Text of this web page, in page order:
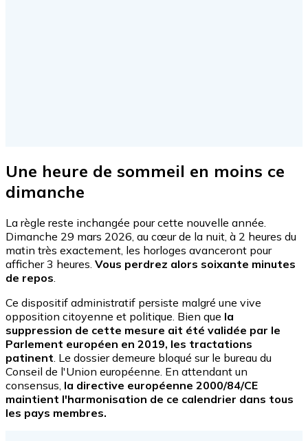
Une heure de sommeil en moins ce
dimanche
La règle reste inchangée pour cette nouvelle année.
Dimanche 29 mars 2026, au cœur de la nuit, à 2 heures du
matin très exactement, les horloges avanceront pour
afficher 3 heures. Vous perdrez alors soixante minutes
de repos
Ce dispositif administratif persiste malgré une vive
opposition citoyenne et politique. Bien que la
suppression de cette mesure ait été validée par le
Parlement européen en 2019, les tractations
patinent . Le dossier demeure bloqué sur le bureau du
Conseil de l'Union européenne. En attendant un
consensus, la directive européenne 2000/84/CE
maintient l'harmonisation de ce calendrier dans tous
les pays membres.